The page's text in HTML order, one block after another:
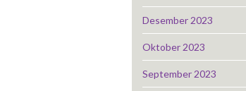
Desember 2023
Oktober 2023
September 2023